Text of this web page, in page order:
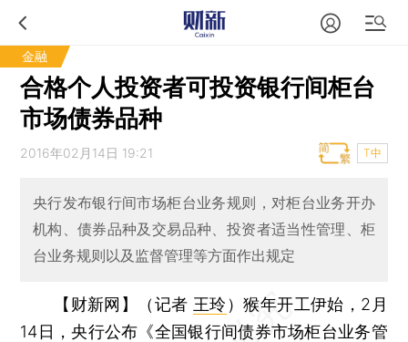
金融
合格个人投资者可投资银行间柜台
市场债券品种
2016年02月14日 19:21 T中
央行发布银行间市场柜台业务规则，对柜台业务开办
机构、债券品种及交易品种、投资者适当性管理、柜
台业务规则以及监督管理等方面作出规定
【财新网】（记者 王玲 ）猴年开工伊始，2月
14日，央行公布《全国银行间债券市场柜台业务管